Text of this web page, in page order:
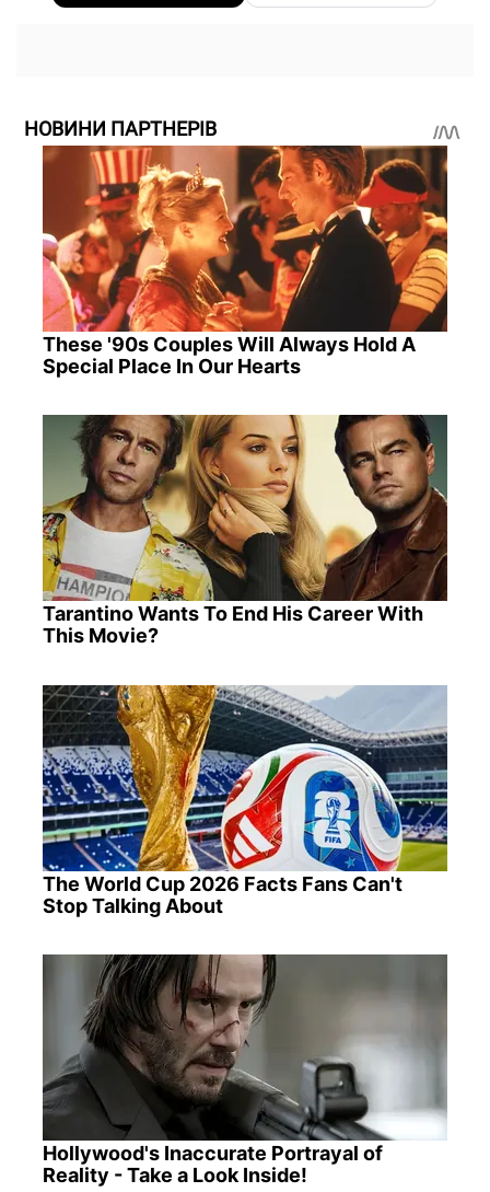
НОВИНИ ПАРТНЕРІВ
These '90s Couples Will Always Hold A
Special Place In Our Hearts
Tarantino Wants To End His Career With
This Movie?
The World Cup 2026 Facts Fans Can't
Stop Talking About
Hollywood's Inaccurate Portrayal of
Reality - Take a Look Inside!